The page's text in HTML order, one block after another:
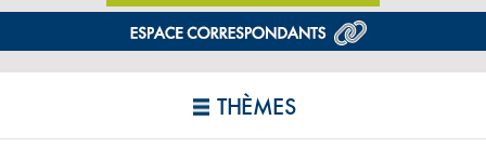
THÈMES